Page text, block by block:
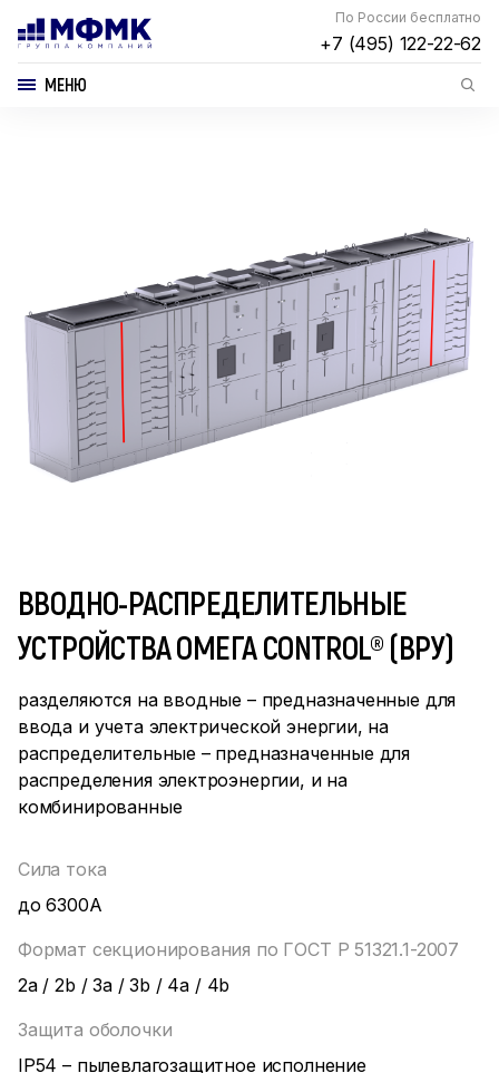
По России бесплатно
+7 (495) 122-22-62
МЕНЮ
ВВОДНО-РАСПРЕДЕЛИТЕЛЬНЫЕ
УСТРОЙСТВА ОМЕГА CONTROL® (ВРУ)
разделяются на вводные – предназначенные для
ввода и учета электрической энергии, на
распределительные – предназначенные для
распределения электроэнергии, и на
комбинированные
Сила тока
до 6300А
Формат секционирования по ГОСТ Р 51321.1-2007
2а / 2b / 3a / 3b / 4a / 4b
Защита оболочки
IP54 – пылевлагозащитное исполнение